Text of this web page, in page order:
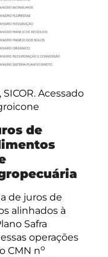
Acessado
de
de juros de
alinhados à
Safra
operações
CMN no